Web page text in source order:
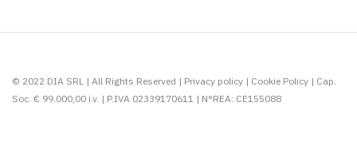
© 2022 DIA SRL | All Rights Reserved | Privacy policy | Cookie Policy | Cap.
Soc. € 99.000,00 i.v. | P.IVA 02339170611 | N°REA: CE155088